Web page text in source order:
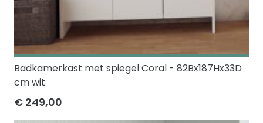
Badkamerkast met spiegel Coral - 82Bx187Hx33D
cm wit
€ 249,00